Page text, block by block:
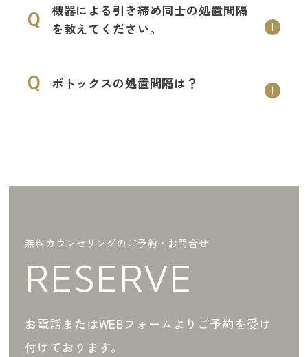
Q
機器による引き締め同士の処置間隔
を教えてください。
Q ボトックスの処置間隔は？
無料カウンセリングのご予約・お問合せ
RESERVE
お電話またはWEBフォームよりご予約を受け
付けております。